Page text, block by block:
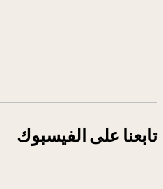
تابعنا على الفيسبوك